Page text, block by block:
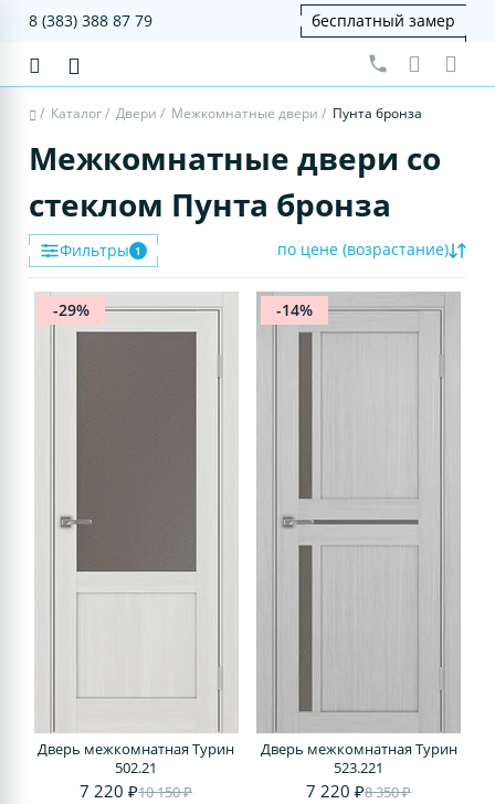
8 (383) 388 87 79 бесплатный замер
/ Каталог/ Двери / Межкомнатные двери / Пунта бронза
Межкомнатные двери со
стеклом Пунта бронза
Фильтры 1 по цене (возрастание)
-29%
Дверь межкомнатная Турин
502.21
7 220 ₽10 150 ₽
-14%
Дверь межкомнатная Турин
523.221
7 220 ₽8 350 ₽